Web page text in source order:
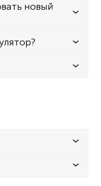
новый